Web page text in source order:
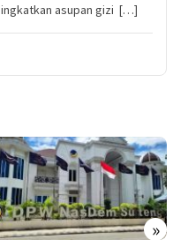
asupan gizi […]
»